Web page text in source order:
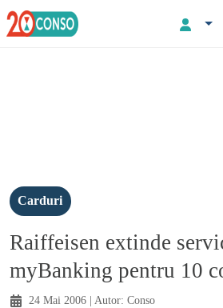
Carduri
Raiffeisen extinde
myBanking pentru 10
24 Mai 2006 | Autor: Conso